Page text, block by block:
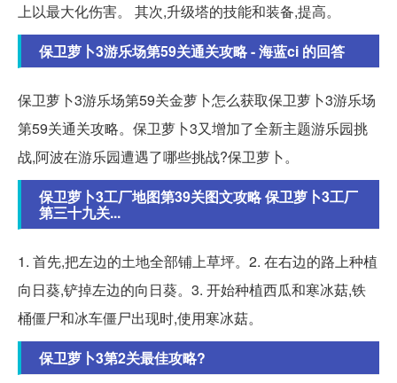
上以最大化伤害。 其次,升级塔的技能和装备,提高。
保卫萝卜3游乐场第59关通关攻略 - 海蓝ci 的回答
保卫萝卜3游乐场第59关金萝卜怎么获取保卫萝卜3游乐场
第59关通关攻略。保卫萝卜3又增加了全新主题游乐园挑
战,阿波在游乐园遭遇了哪些挑战?保卫萝卜。
保卫萝卜3工厂地图第39关图文攻略 保卫萝卜3工厂
第三十九关...
1. 首先,把左边的土地全部铺上草坪。2. 在右边的路上种植
向日葵,铲掉左边的向日葵。3. 开始种植西瓜和寒冰菇,铁
桶僵尸和冰车僵尸出现时,使用寒冰菇。
保卫萝卜3第2关最佳攻略?